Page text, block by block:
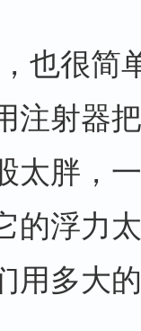
很简
注射器
太胖，
的浮力
用多大